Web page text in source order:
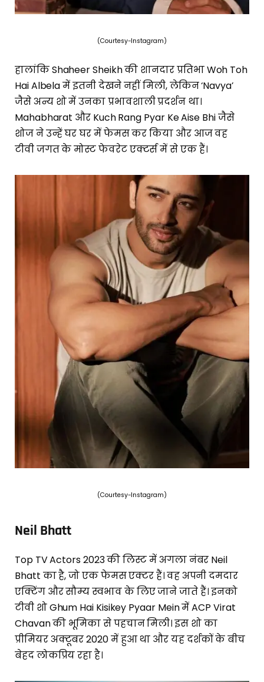
(Courtesy-Instagram)
हालांकि Shaheer Sheikh की शानदार प्रतिभा Woh Toh
Hai Albela में इतनी देखने नहीं मिली, लेकिन ‘Navya’
जैसे अन्य शो में उनका प्रभावशाली प्रदर्शन था।
Mahabharat और Kuch Rang Pyar Ke Aise Bhi जैसे
शोज ने उन्हें घर घर में फेमस कर किया और आज वह
टीवी जगत के मोस्ट फेवरेट एक्टर्स में से एक हैं।
(Courtesy-Instagram)
Neil Bhatt
Top TV Actors 2023 की लिस्ट में अगला नंबर Neil
Bhatt का है, जो एक फेमस एक्टर हैं। वह अपनी दमदार
एक्टिंग और सौम्य स्वभाव के लिए जाने जाते हैं। इनको
टीवी शो Ghum Hai Kisikey Pyaar Mein में ACP Virat
Chavan की भूमिका से पहचान मिली। इस शो का
प्रीमियर अक्टूबर 2020 में हुआ था और यह दर्शकों के बीच
बेहद लोकप्रिय रहा है।